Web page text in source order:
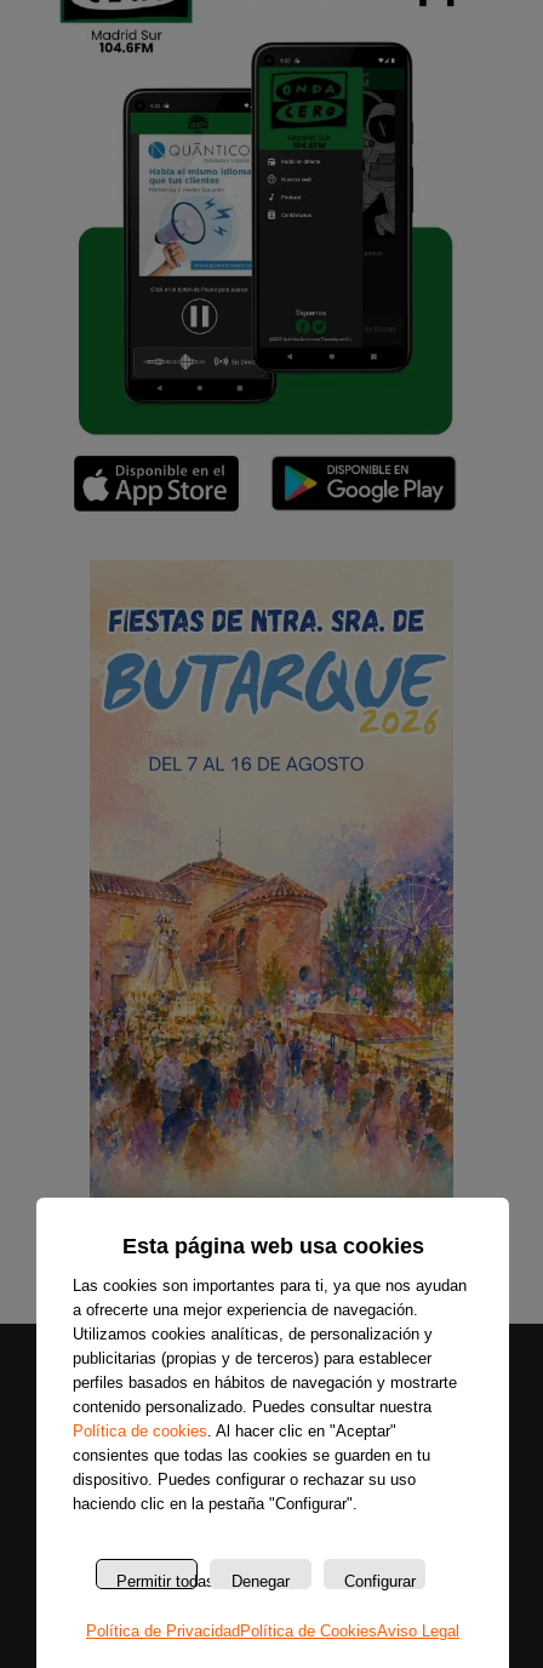
Esta página web usa cookies
Las cookies son importantes para ti, ya que nos ayudan
a ofrecerte una mejor experiencia de navegación.
Utilizamos cookies analíticas, de personalización y
publicitarias (propias y de terceros) para establecer
perfiles basados en hábitos de navegación y mostrarte
contenido personalizado. Puedes consultar nuestra
Política de cookies. Al hacer clic en "Aceptar"
consientes que todas las cookies se guarden en tu
dispositivo. Puedes configurar o rechazar su uso
haciendo clic en la pestaña "Configurar".
Permitir todas Denegar Configurar
Política de Privacidad Política de CookiesAviso Legal
Últimas
noticias
Entrevistas
nosotros
La
Política
Únete a nuestras
entérate primero